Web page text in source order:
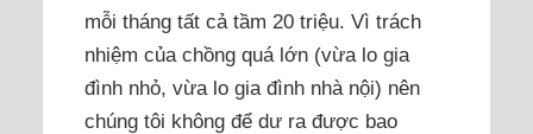
mỗi tháng tất cả tầm 20 triệu. Vì trách
nhiệm của chồng quá lớn (vừa lo gia
đình nhỏ, vừa lo gia đình nhà nội) nên
chúng tôi không để dư ra được bao